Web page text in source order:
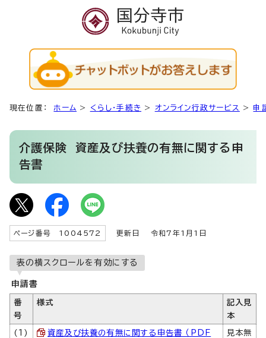
現在位置： ホーム > くらし・手続き > オンライン行政サービス > 申
介護保険 資産及び扶養の有無に関する申
告書
ページ番号 1004572 更新日 令和7年1月1日
表の横スクロールを有効にする
申請書
番
号
様式
記入見
本
(1)
資産及び扶養の有無に関する申告書 （PDF
見本無